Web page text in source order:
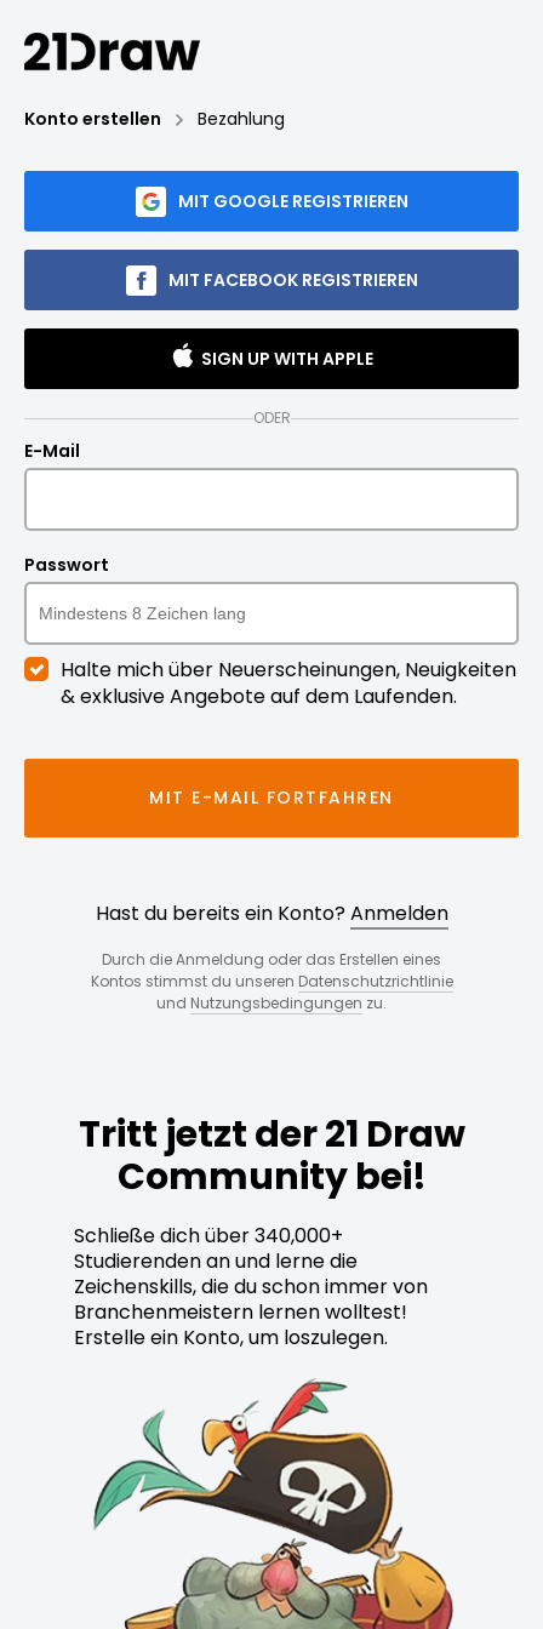
Konto erstellen Bezahlung
MIT GOOGLE REGISTRIEREN
MIT FACEBOOK REGISTRIEREN
SIGN UP WITH APPLE
ODER
E-Mail
Passwort
Halte mich über Neuerscheinungen, Neuigkeiten
& exklusive Angebote auf dem Laufenden.
MIT E-MAIL FORTFAHREN
Hast du bereits ein Konto?Anmelden
Durch die Anmeldung oder das Erstellen eines
Kontos stimmst du unseren Datenschutzrichtlinie
und Nutzungsbedingungen zu.
Tritt jetzt der 21 Draw
Community bei!
Schließe dich über 340,000+
Studierenden an und lerne die
Zeichenskills, die du schon immer von
Branchenmeistern lernen wolltest!
Erstelle ein Konto, um loszulegen.